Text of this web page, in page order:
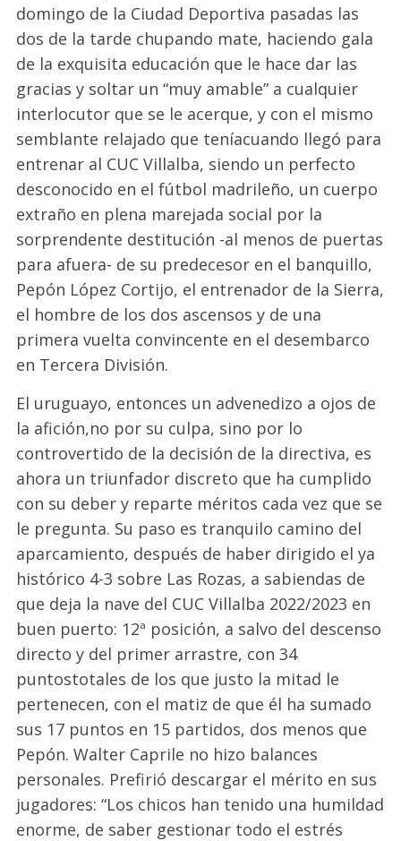
domingo de la Ciudad Deportiva pasadas las
dos de la tarde chupando mate, haciendo gala
de la exquisita educación que le hace dar las
gracias y soltar un “muy amable” a cualquier
interlocutor que se le acerque, y con el mismo
semblante relajado que teníacuando llegó para
entrenar al CUC Villalba, siendo un perfecto
desconocido en el fútbol madrileño, un cuerpo
extraño en plena marejada social por la
sorprendente destitución -al menos de puertas
para afuera- de su predecesor en el banquillo,
Pepón López Cortijo, el entrenador de la Sierra,
el hombre de los dos ascensos y de una
primeravuelta convincente en el desembarco
en Tercera División.
El uruguayo, entonces un advenedizo a ojos de
la afción,no por su culpa, sino por lo
controvertido de la decisión de la directiva, es
ahora un triunfador discreto que ha cumplido
con su deber y reparte méritos cada vez que se
le pregunta. Su paso es tranquilo camino del
aparcamiento, después de haber dirigido el ya
histórico 4-3 sobre Las Rozas, a sabiendas de
que deja la nave del CUC Villalba 2022/2023 en
buen puerto: 12ª posición, a salvo del descenso
directo y del primer arrastre, con 34
puntostotales de los que justo la mitad le
pertenecen, con el matiz de que él ha sumado
sus 17 puntos en 15 partidos, dos menos que
Pepón. Walter Caprile no hizo balances
personales. Prefirió descargar el mérito en sus
jugadores:“Los chicos han tenido una humildad
enorme, de saber gestionar todo el estrés